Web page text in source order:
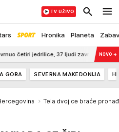
Hronika Planeta
TV UŽIVO
jedrilice, 37 ljudi završilo u vodi, među
NOVO →
GORA SEVERNA MAKEDONIJA
Tela dvojice braće